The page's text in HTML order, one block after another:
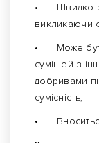
•
Швидко
викликаючи
•
Може
сумішей з
добривами
сумісність;
•